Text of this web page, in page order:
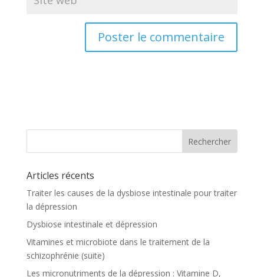
Articles récents
Traiter les causes de la dysbiose intestinale pour traiter
la dépression
Dysbiose intestinale et dépression
Vitamines et microbiote dans le traitement de la
schizophrénie (suite)
Les micronutriments de la dépression : Vitamine D,